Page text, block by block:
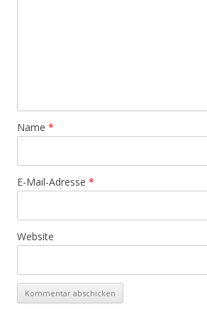
Name *
E-Mail-Adresse *
Website